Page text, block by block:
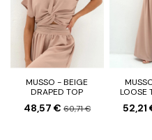
MUSSO - BEIGE
DRAPED TOP
48,57 € 60,71 €
LOOSE